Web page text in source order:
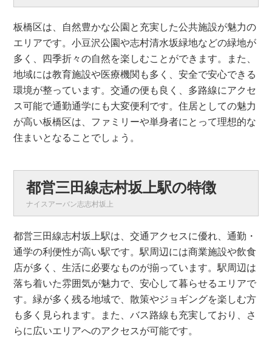
板橋区は、自然豊かな公園と充実した公共施設が魅力の
エリアです。小豆沢公園や志村清水坂緑地などの緑地が
多く、四季折々の自然を楽しむことができます。また、
地域には教育施設や医療機関も多く、安全で安心できる
環境が整っています。交通の便も良く、多路線にアクセ
ス可能で通勤通学にも大変便利です。住居としての魅力
が高い板橋区は、ファミリーや単身者にとって理想的な
住まいとなることでしょう。
都営三田線志村坂上駅の特徴
ナイスアーバン志志村坂上
都営三田線志村坂上駅は、交通アクセスに優れ、通勤・
通学の利便性が高い駅です。駅周辺には商業施設や飲食
店が多く、生活に必要なものが揃っています。駅周辺は
落ち着いた雰囲気が魅力で、安心して暮らせるエリアで
す。緑が多く残る地域で、散策やジョギングを楽しむ方
も多く見られます。また、バス路線も充実しており、さ
らに広いエリアへのアクセスが可能です。